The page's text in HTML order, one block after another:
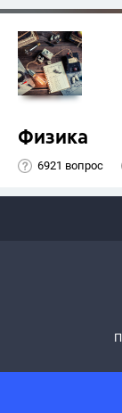
Физика
6921 вопрос